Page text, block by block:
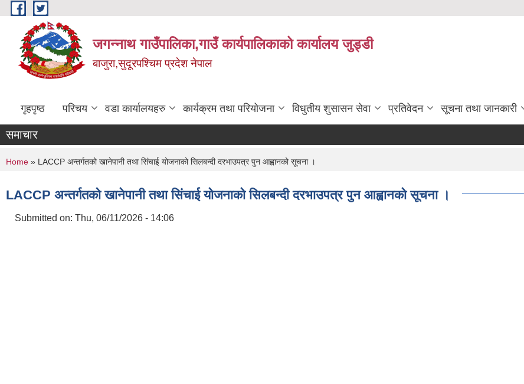
Skip to main content
जगन्नाथ गाउँपालिका,गाउँ कार्यपालिकाको कार्यालय जुड्डी
बाजुरा,सुदूरपश्चिम प्रदेश नेपाल
गृहपृष्ठ परिचय वडा कार्यालयहरु कार्यक्रम तथा परियोजना विधुतीय शुसासन सेवा प्रतिवेदन सूचना तथा जानकारी
समाचार
You are here
Home » LACCP अन्तर्गतको खानेपानी तथा सिंचाई योजनाको सिलबन्दी दरभाउपत्र पुन आह्वानको सूचना ।
LACCP अन्तर्गतको खानेपानी तथा सिंचाई योजनाको सिलबन्दी दरभाउपत्र पुन आह्वानको सूचना ।
Submitted on: Thu, 06/11/2026 - 14:06